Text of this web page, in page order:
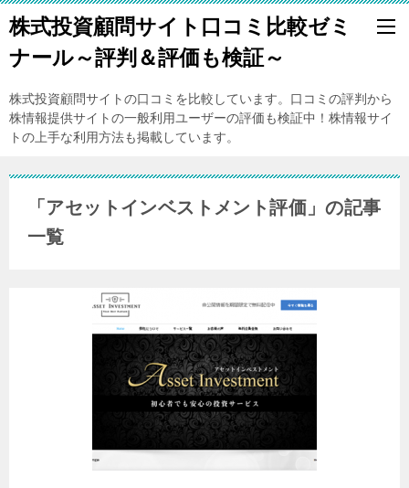
株式投資顧問サイト口コミ比較ゼミ
ナール～評判＆評価も検証～
株式投資顧問サイトの口コミを比較しています。口コミの評判から
株情報提供サイトの一般利用ユーザーの評価も検証中！株情報サイ
トの上手な利用方法も掲載しています。
「アセットインベストメント評価」の記事
一覧